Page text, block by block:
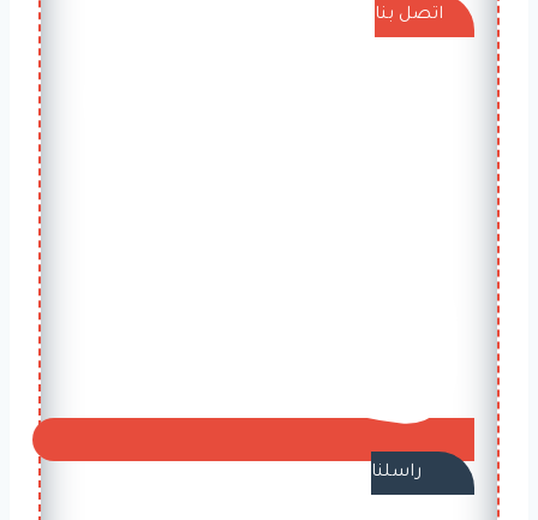
اتصل بنا
راسلنا